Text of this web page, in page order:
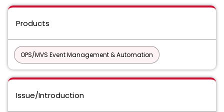
Products
OPS/MVS Event Management & Automation
Issue/Introduction